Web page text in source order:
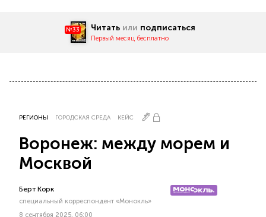
№33 Читать или подписаться
Первый месяц бесплатно
РЕГИОНЫ ГОРОДСКАЯ СРЕДА КЕЙС
Воронеж: между морем и
Москвой
Берт Корк
специальный корреспондент «Монокль»
8 сентября 2025, 06:00